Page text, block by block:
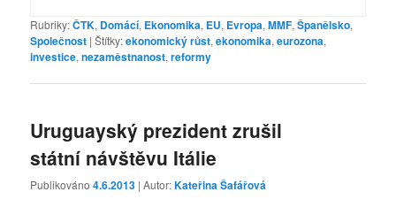
Rubriky:ČTK, Domácí, Ekonomika, EU, Evropa,MMF,Španělsko,
Společnost |Štítky:ekonomický růst,ekonomika,eurozona,
investice,nezaměstnanost,reformy
Uruguayský prezident zrušil
státní návštěvu Itálie
Publikováno4.6.2013 | Autor:Kateřina Šafářová